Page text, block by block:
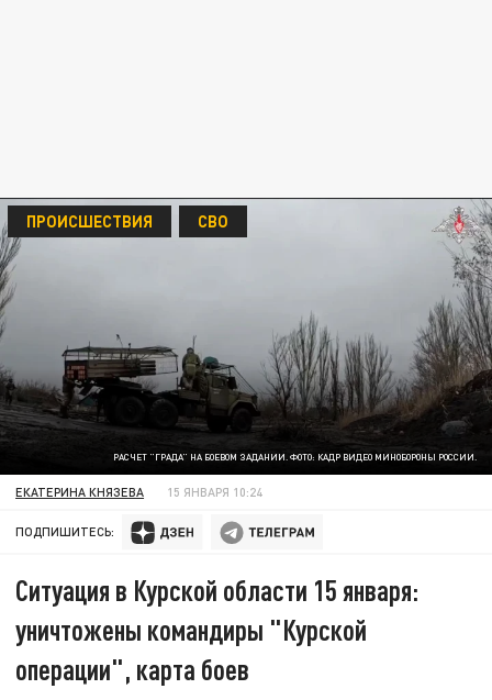
РАСЧЕТ "ГРАДА" НА БОЕВОМ ЗАДАНИИ. ФОТО: КАДР ВИДЕО МИНОБОРОНЫ РОССИИ.
ПРОИСШЕСТВИЯ СВО
ЕКАТЕРИНА КНЯЗЕВА 15 ЯНВАРЯ 10:24
ПОДПИШИТЕСЬ:
Ситуация в Курской области 15 января:
уничтожены командиры "Курской
операции", карта боев